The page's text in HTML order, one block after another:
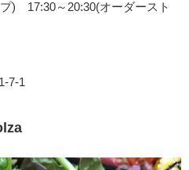
) 17:30～20:30(オーダースト
7-1